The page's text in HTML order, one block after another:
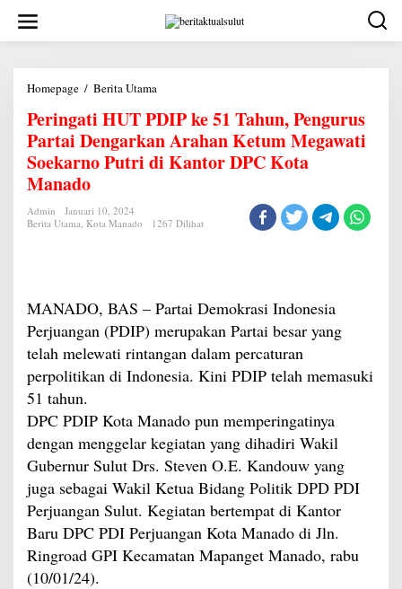
konten
Homepage / Berita Utama
PDIP
ke
51
Tahun,
Pengurus
Ketum
DPC
Kota
Manado
Peringati HUT PDIP ke 51 Tahun, Pengurus
Partai Dengarkan Arahan Ketum Megawati
Soekarno Putri di Kantor DPC Kota
Manado
Admin
Januari 10, 2024
Berita Utama, Kota Manado 1267 Dilihat
MANADO, BAS – Partai Demokrasi Indonesia
Perjuangan (PDIP) merupakan Partai besar yang
telah melewati rintangan dalam percaturan
perpolitikan di Indonesia. Kini PDIP telah memasuki
51 tahun.
DPC PDIP Kota Manado pun memperingatinya
dengan menggelar kegiatan yang dihadiri Wakil
Gubernur Sulut Drs. Steven O.E. Kandouw yang
juga sebagai Wakil Ketua Bidang Politik DPD PDI
Perjuangan Sulut. Kegiatan bertempat di Kantor
Baru DPC PDI Perjuangan Kota Manado di Jln.
Ringroad GPI Kecamatan Mapanget Manado, rabu
(10/01/24).